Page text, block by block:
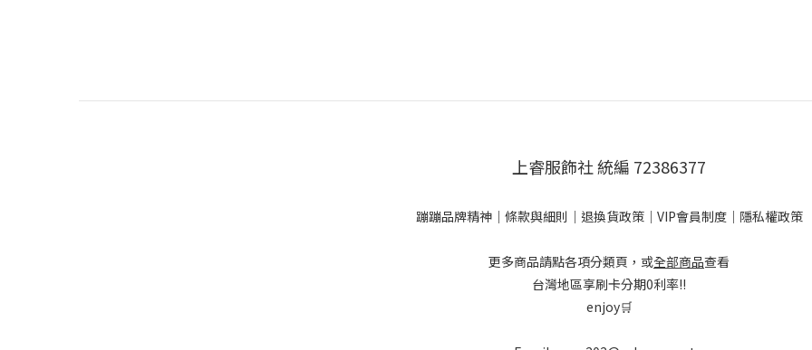
上睿服飾社 統編 72386377
蹦蹦品牌精神｜ 條款與細則 ｜ 退換貨政策｜ VIP會員制度｜ 隱私權政策
更多商品請點各項分類頁，或全部商品查看
台灣地區享刷卡分期0利率!!
enjoy🛒